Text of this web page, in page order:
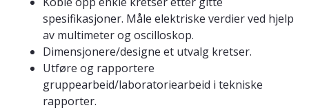
spesifikasjoner. Måle elektriske verdier ved hjelp
av multimeter og oscilloskop.
Dimensjonere/designe et utvalg kretser.
Utføre og rapportere
gruppearbeid/laboratoriearbeid i tekniske
rapporter.